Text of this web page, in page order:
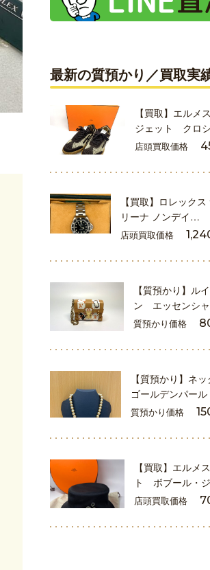
最新の質預かり／買取実
【買取】エル
ジェット クロ
店頭買取価格
【買取】ロレック
リーナ ノンデイ…
店頭買取価格
【質預かり】ル
ン エッセンシ
質預かり価格
【質預かり】ネ
ゴールデンパー
質預かり価格
【買取】エルメ
ト ボブール・
店頭買取価格